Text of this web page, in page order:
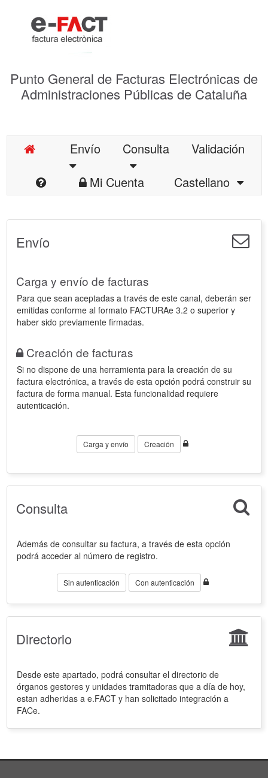
Punto General de Facturas Electrónicas de
Administraciones Públicas de Cataluña
Envío Consulta
Validación
Mi Cuenta
Castellano
Envío
Carga y envío de facturas
Para que sean aceptadas a través de este canal, deberán ser
emitidas conforme al formato FACTURAe 3.2 o superior y
haber sido previamente firmadas.
Creación de facturas
Si no dispone de una herramienta para la creación de su
factura electrónica, a través de esta opción podrá construir su
factura de forma manual. Esta funcionalidad requiere
autenticación.
Carga y envío Creación
Consulta
Además de consultar su factura, a través de esta opción
podrá acceder al número de registro.
Sin autenticación Con autenticación
Directorio
Desde este apartado, podrá consultar el directorio de
órganos gestores y unidades tramitadoras que a día de hoy,
estan adheridas a e.FACT y han solicitado integración a
FACe.